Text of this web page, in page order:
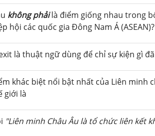
không phảilà điểm giống nhau trong
hội các quốc gia Đông Nam Á (ASEAN)?
là thuật ngữ dùng để chỉ sự kiện gì
khác biệt nổi bật nhất của Liên minh
giới là
"Liên minh Châu Âu là tổ chức liên kết